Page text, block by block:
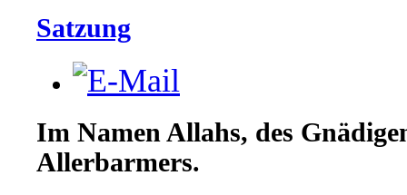
Satzung
Im Namen Allahs, des
Allerbarmers.